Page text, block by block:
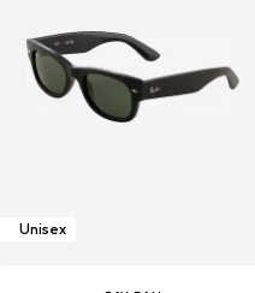
Unisex